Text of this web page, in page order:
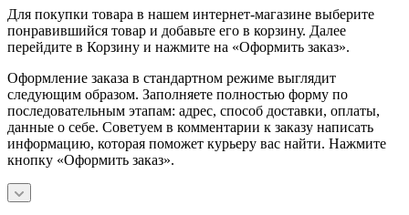
Для покупки товара в нашем интернет-магазине выберите
понравившийся товар и добавьте его в корзину. Далее
перейдите в Корзину и нажмите на «Оформить заказ».
Оформление заказа в стандартном режиме выглядит
следующим образом. Заполняете полностью форму по
последовательным этапам: адрес, способ доставки, оплаты,
данные о себе. Советуем в комментарии к заказу написать
информацию, которая поможет курьеру вас найти. Нажмите
кнопку «Оформить заказ».